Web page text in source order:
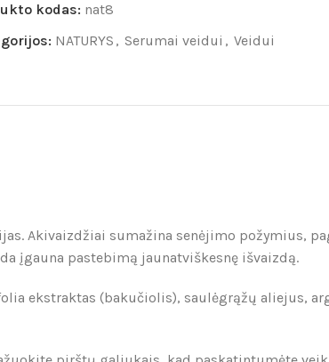
kodas: nat8
NATURYS , Serumai veidui , Veidui
Akivaizdžiai sumažina senėjimo požymius,
įgauna pastebimą jaunatviškesnę išvaizdą.
ekstraktas (bakučiolis), saulėgrąžų aliejus,